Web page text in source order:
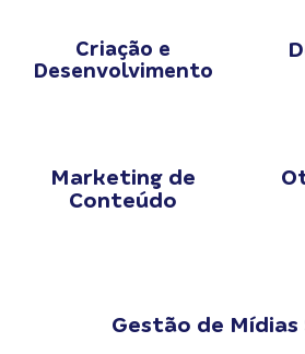
Criação e
Desenvolvimento
Marketing de
Conteúdo
Gestão de Mídias